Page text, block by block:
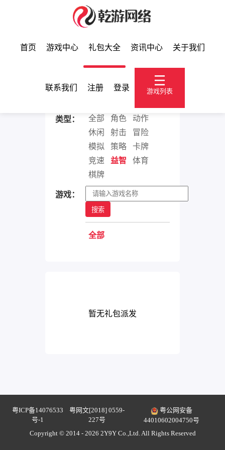
首页 游戏中心 礼包大全 资讯中心 关于我们
联系我们 注册 登录 游戏列表
类型： 全部 角色
动作
休闲
射击
冒险
模拟
策略
卡牌
竞速
益智
体育
棋牌
游戏：
搜索
全部
暂无礼包派发
粤ICP备14076533
号-1
粤网文[2018] 0559-
227号
粤公网安备
44010602004750号
Copyright © 2014 - 2026 2Y9Y Co.,Ltd. All Rights Reserved